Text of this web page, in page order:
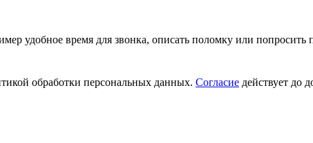
время для звонка, описать поломку или попросить
обработки персональных данных. Согласие действует до